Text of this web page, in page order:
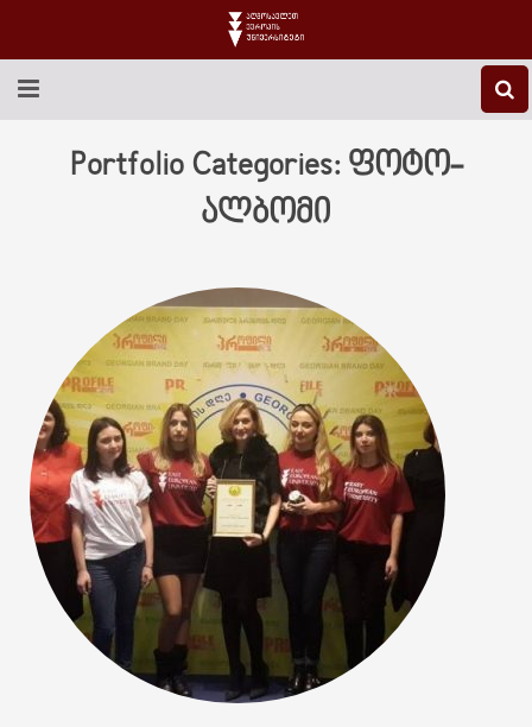
EEU-Ს ᲨᲔᲡᲐᲮᲔᲑ
ᲡᲐᲔᲠᲗᲐᲨᲝᲠᲘᲡᲝ
ᲑᲘᲑᲚᲘᲝᲗᲔᲙᲐ
ᲡᲢᲣᲓᲔᲜᲢᲣᲠᲘ ᲪᲮᲝᲕᲠᲔᲑᲐ
ᲙᲝᲜᲢᲐᲥᲢᲘ
Portfolio Categories: ფოტო-
ალბომი